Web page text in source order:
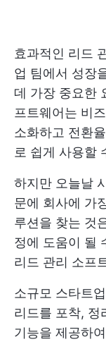
효과적인 리드
업 팀에서 성장
데 가장 중요한
프트웨어는 비
소화하고 전환
로 쉽게 사용할
하지만 오늘날
문에 회사에 가
루션을 찾는 것
정에 도움이 될
리드 관리 소프
소규모 스타트
리드를 포착, 정
기능을 제공하